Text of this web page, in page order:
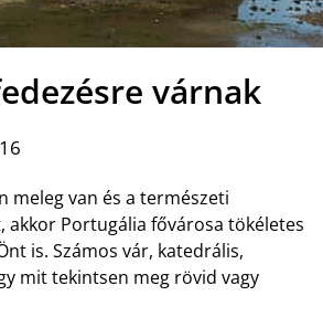
várnak
meleg van és a természeti
akkor Portugália fővárosa tökéletes
is. Számos vár, katedrális,
mit tekintsen meg rövid vagy